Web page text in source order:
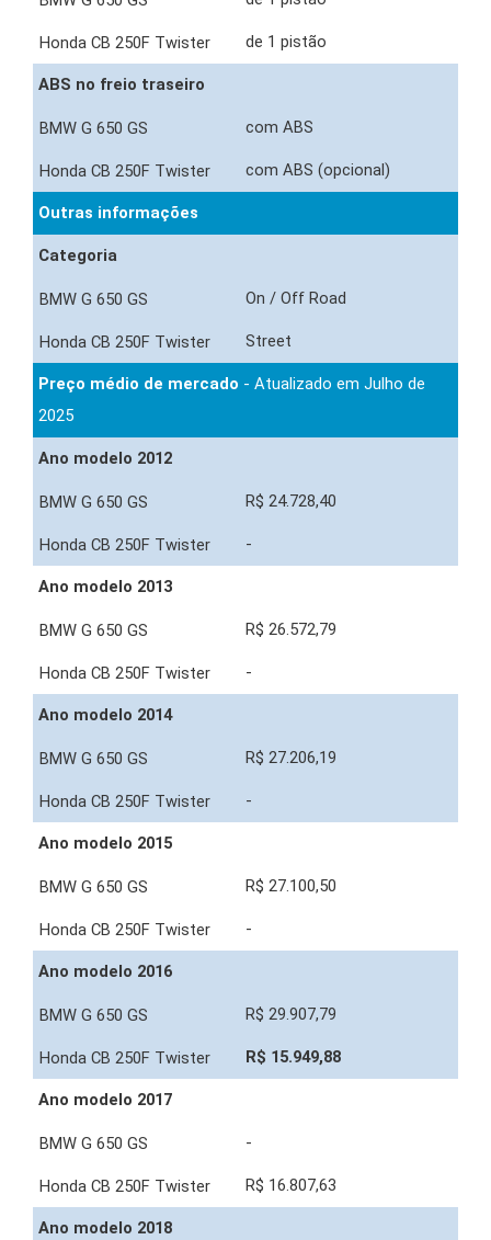
de 1 pistão
ABS no freio traseiro
com ABS
com ABS (opcional)
Outras informações
Categoria
On / Off Road
Street
Preço médio de mercado - Atualizado em Julho de
2025
Ano modelo 2012
R$ 24.728,40
-
Ano modelo 2013
R$ 26.572,79
-
Ano modelo 2014
R$ 27.206,19
-
Ano modelo 2015
R$ 27.100,50
-
Ano modelo 2016
R$ 29.907,79
R$ 15.949,88
Ano modelo 2017
-
R$ 16.807,63
Ano modelo 2018